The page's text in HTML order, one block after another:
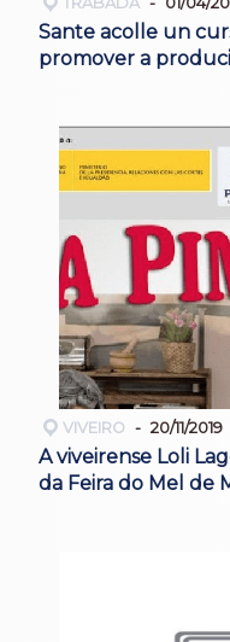
Sante acolle un
promover a
VIVEIRO 20/11/2019
A viveirense Loli
da Feira do Mel de